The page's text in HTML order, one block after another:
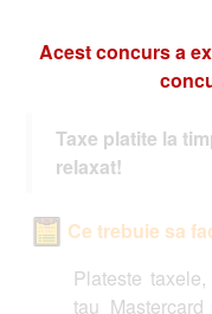
Acest concurs a
Taxe platite la
relaxat!
Ce trebuie sa faci:
Plateste taxele,
tau Mastercard